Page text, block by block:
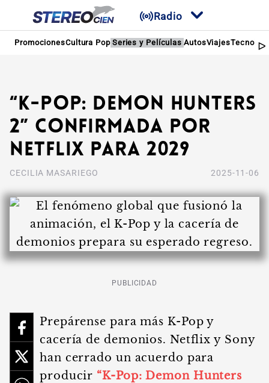
Radio
PromocionesCultura Pop Series y Películas AutosViajes
“K-Pop: Demon Hunters
2” Confirmada por
Netflix para 2029
CECILIA MASARIEGO 2025-11-06
PUBLICIDAD
Prepárense para más K-Pop y
cacería de demonios. Netflix y Sony
han cerrado un acuerdo para
producir “K-Pop: Demon Hunters